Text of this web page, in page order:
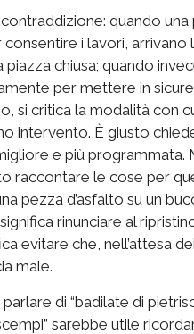
quando una
consentire i lavori, arrivano
chiusa; quando
per mettere in
si critica la modalità con
intervento. È giusto
e più programmata.
raccontare le cose per
pezza d’asfalto su un
rinunciare al
evitare che, nell’attesa
male.
di “badilate di
sarebbe utile